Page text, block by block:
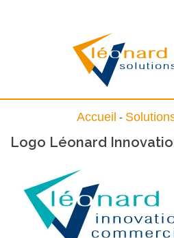
Accueil -
Logo Léonard